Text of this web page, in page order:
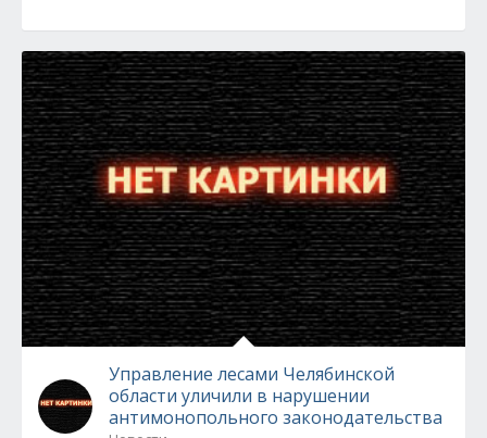
Управление лесами Челябинской
области уличили в нарушении
антимонопольного законодательства